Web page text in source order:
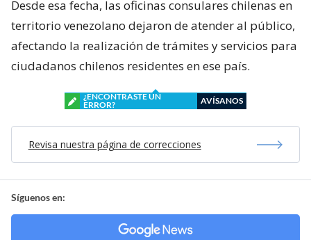
Desde esa fecha, las oficinas consulares chilenas en
territorio venezolano dejaron de atender al público,
afectando la realización de trámites y servicios para
ciudadanos chilenos residentes en ese país.
¿ENCONTRASTE UN
ERROR?
AVÍSANOS
Revisa nuestra página de correcciones
Síguenos en: